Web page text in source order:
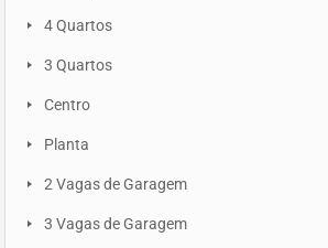
4 Quartos
3 Quartos
Centro
Planta
2 Vagas de Garagem
3 Vagas de Garagem